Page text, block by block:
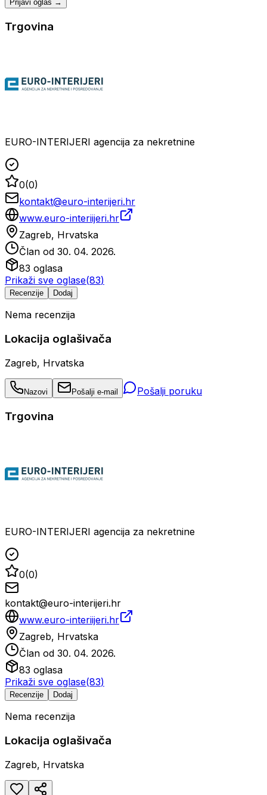
Prijavi oglas →
Trgovina
EURO-INTERIJERI agencija za nekretnine
0(0)
kontakt@euro-interijeri.hr
www.euro-interiijeri.hr
Zagreb, Hrvatska
Član od 30. 04. 2026.
83 oglasa
Prikaži sve oglase(83)
Recenzije Dodaj
Nema recenzija
Lokacija oglašivača
Zagreb, Hrvatska
Nazovi Pošalji e-mail Pošalji poruku
Trgovina
EURO-INTERIJERI agencija za nekretnine
0(0)
kontakt@euro-interijeri.hr
www.euro-interiijeri.hr
Zagreb, Hrvatska
Član od 30. 04. 2026.
83 oglasa
Prikaži sve oglase(83)
Recenzije Dodaj
Nema recenzija
Lokacija oglašivača
Zagreb, Hrvatska